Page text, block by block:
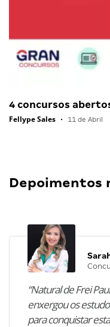
4 concursos
Fellype Sales • 11 de Abril
Depoimentos
“Natural de Frei
enxergou os
para conquistar